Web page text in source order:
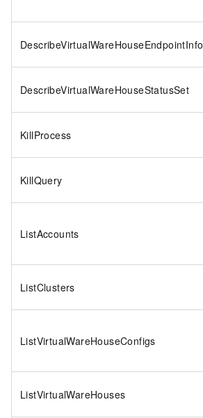
DescribeVirtualWareHouseEndpointInfo
DescribeVirtualWareHouseStatusSet
KillProcess
KillQuery
ListAccounts
ListClusters
ListVirtualWareHouseConfigs
ListVirtualWareHouses